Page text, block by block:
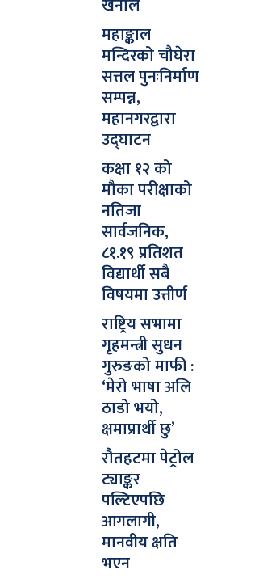
खनाल
महाङ्काल
मन्दिरको चौघेरा
सत्तल पुनःनिर्माण
सम्पन्न,
महानगरद्वारा
उद्घाटन
कक्षा १२ को
मौका परीक्षाको
नतिजा
सार्वजनिक,
८१.१९ प्रतिशत
विद्यार्थी सबै
विषयमा उत्तीर्ण
राष्ट्रिय सभामा
गृहमन्त्री सुधन
गुरुङको माफी :
‘मेरो भाषा अलि
ठाडो भयो,
क्षमाप्रार्थी छु’
रौतहटमा पेट्रोल
ट्याङ्कर
पल्टिएपछि
आगलागी,
मानवीय क्षति
भएन